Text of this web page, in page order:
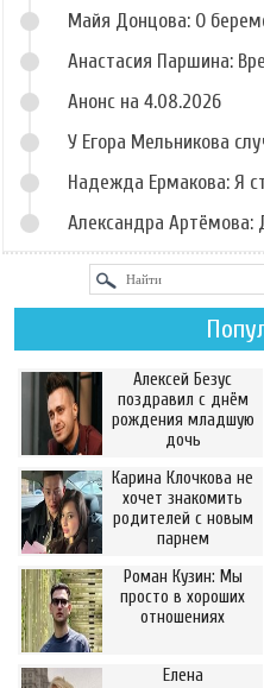
Майя Донцова: О
Анастасия Паршина:
Анонс на 4.08.2026
У Егора Мельникова
Надежда Ермакова: Я
Александра Артёмова:
Алексей Безус
поздравил с днём
рождения младшую
дочь
Карина Клочкова не
хочет знакомить
родителей с новым
парнем
Роман Кузин: Мы
просто в хороших
отношениях
Елена